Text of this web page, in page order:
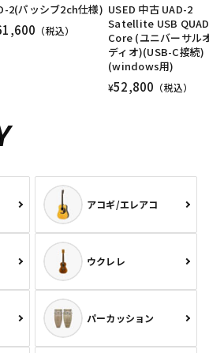
2(パッシブ2ch仕様)
（税込）
USED 中古 UAD-2
Satellite USB QUAD
Core (ユニバーサル
ディオ)(USB-C接続)
(windows用)
¥52,800 （税込）
アコギ/エレアコ
ウクレレ
パーカッション